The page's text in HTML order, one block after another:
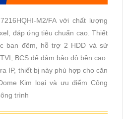
M2/FA với chất lượng
đáp ứng tiêu chuẩn cao. Thiết
ban đêm, hỗ trợ 2 HDD và sử
BCS để đảm bảo độ bền cao.
IP, thiết bị này phù hợp cho căn
Kim loại và ưu điểm Công
trình